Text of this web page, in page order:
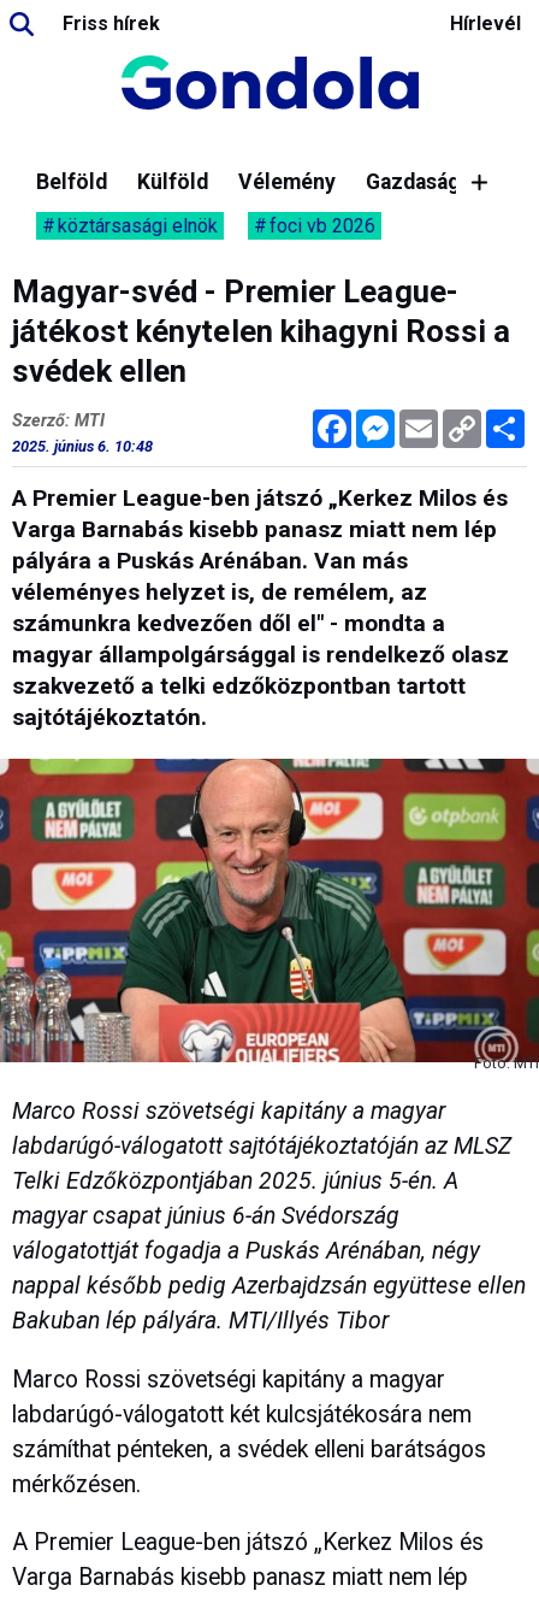
Friss hírek Hírlevél
Belföld Külföld Vélemény Gazdaság
köztársasági elnök foci vb 2026
Magyar-svéd - Premier League-
játékost kénytelen kihagyni Rossi a
svédek ellen
FacebookMessenger
Email Copy
Link
Szerző: MTI
2025. június 6. 10:48
A Premier League-ben játszó „Kerkez Milos és
Varga Barnabás kisebb panasz miatt nem lép
pályára a Puskás Arénában. Van más
véleményes helyzet is, de remélem, az
számunkra kedvezően dől el" - mondta a
magyar állampolgársággal is rendelkező olasz
szakvezető a telki edzőközpontban tartott
sajtótájékoztatón.
Fotó: MTI
Marco Rossi szövetségi kapitány a magyar
labdarúgó-válogatott sajtótájékoztatóján az MLSZ
Telki Edzőközpontjában 2025. június 5-én. A
magyar csapat június 6-án Svédország
válogatottját fogadja a Puskás Arénában, négy
nappal később pedig Azerbajdzsán együttese ellen
Bakuban lép pályára. MTI/Illyés Tibor
Marco Rossi szövetségi kapitány a magyar
labdarúgó-válogatott két kulcsjátékosára nem
számíthat pénteken, a svédek elleni barátságos
mérkőzésen.
A Premier League-ben játszó „Kerkez Milos és
Varga Barnabás kisebb panasz miatt nem lép